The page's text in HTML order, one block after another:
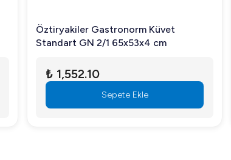
Öztiryakiler Gastronorm Küvet
Standart GN 2/1 65x53x4 cm
₺ 1,552.10
Sepete Ekle